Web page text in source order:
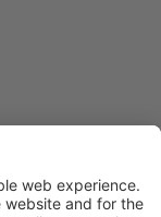
.T+39 0471 310